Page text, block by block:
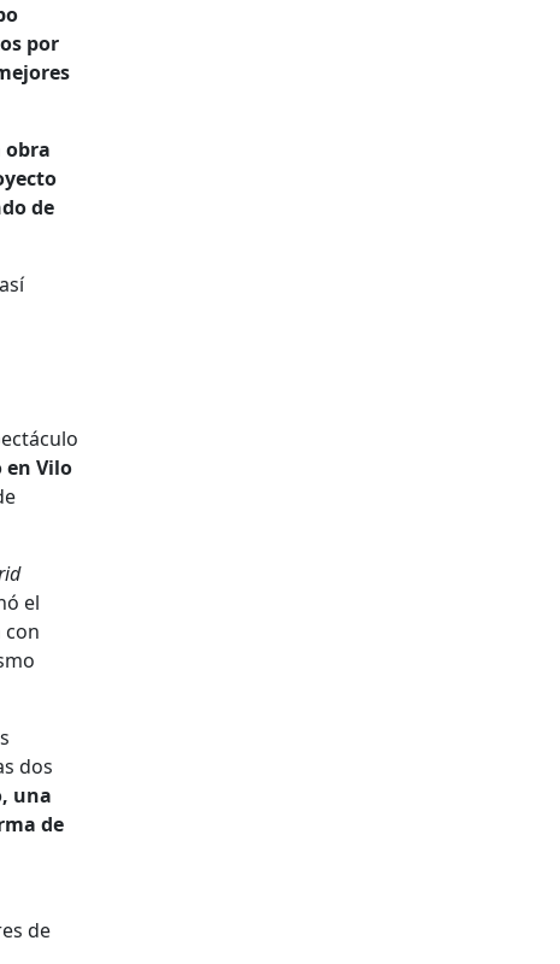
por
obra
de
en Vilo
el
con
dos
una
de
de